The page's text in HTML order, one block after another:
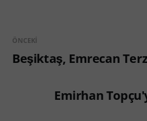
ÖNCEKI
Beşiktaş, Emrecan
Emirhan